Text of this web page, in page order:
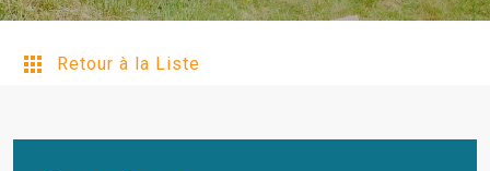
Retour à la Liste